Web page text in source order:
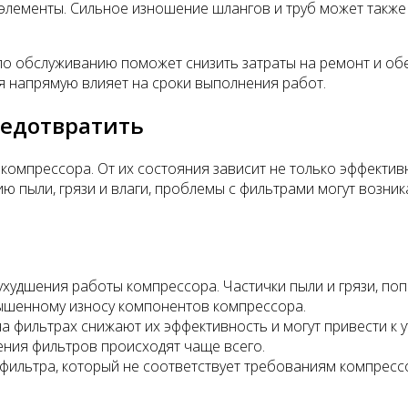
Сильное изношение шлангов и труб может
обслуживанию поможет снизить затраты на ремонт и
влияет на сроки выполнения работ.
От их состояния зависит не только
пыли, грязи и влаги, проблемы с фильтрами могут
работы компрессора. Частички пыли и грязи,
износу компонентов компрессора.
снижают их эффективность и могут привести к
фильтров происходят чаще всего.
который не соответствует требованиям